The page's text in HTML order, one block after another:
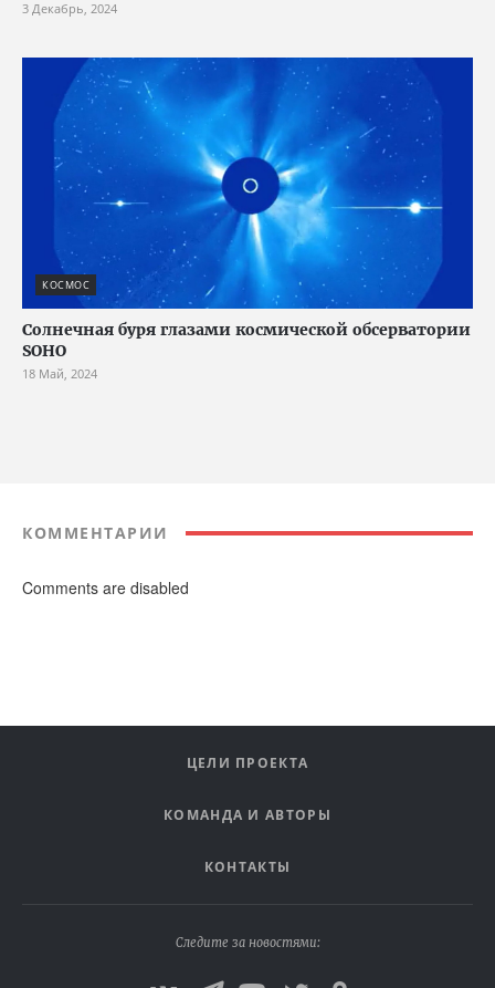
3 Декабрь, 2024
КОСМОС
Солнечная буря глазами космической обсерватории
SOHO
18 Май, 2024
КОММЕНТАРИИ
Comments are disabled
ЦЕЛИ ПРОЕКТА
КОМАНДА И АВТОРЫ
КОНТАКТЫ
Следите за новостями: